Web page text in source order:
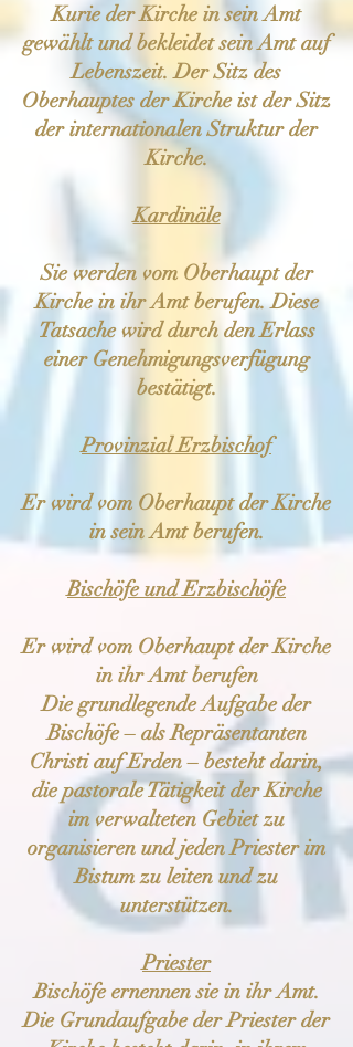
Kurie der Kirche in sein Amt
gewählt und bekleidet sein Amt auf
Lebenszeit. Der Sitz des
Oberhauptes der Kirche ist der Sitz
der internationalen Struktur der
Kirche.
Kardinäle
Sie werden vom Oberhaupt der
Kirche in ihr Amt berufen. Diese
Tatsache wird durch den Erlass
einer Genehmigungsverfügung
bestätigt.
Provinzial Erzbischof
Er wird vom Oberhaupt der Kirche
in sein Amt berufen.
Bischöfe und Erzbischöfe
Er wird vom Oberhaupt der Kirche
in ihr Amt berufen
Die grundlegende Aufgabe der
Bischöfe – als Repräsentanten
Christi auf Erden – besteht darin,
die pastorale Tätigkeit der Kirche
im verwalteten Gebiet zu
organisieren und jeden Priester im
Bistum zu leiten und zu
unterstützen.
Priester
Bischöfe ernennen sie in ihr Amt.
Die Grundaufgabe der Priester der